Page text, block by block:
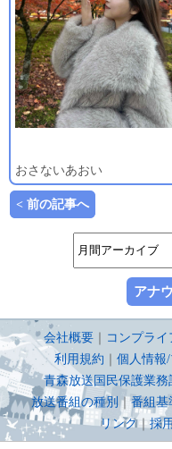
おさないあおい
< 前の記事へ
アナ
会社概要 ｜ コンプラ
利用規約 ｜ 個人情報
青森放送国民保護業務
放送番組の種別 ｜番組基
リンク｜ 採